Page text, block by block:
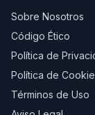
Sobre Nosotros
Código Ético
Política de
Política de
Términos de Uso